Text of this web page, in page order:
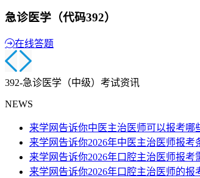
急诊医学（代码392）
在线答题
392-急诊医学（中级）考试资讯
NEWS
来学网告诉你中医主治医师可以报考哪
来学网告诉你2026年中医主治医师报考
来学网告诉你2026年口腔主治医师报考
来学网告诉你2026年口腔主治医师的报